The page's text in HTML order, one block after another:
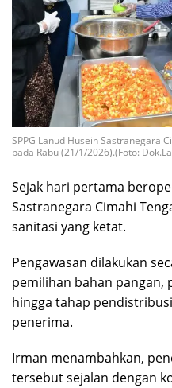
SPPG Lanud Husein Sastranegara
pada Rabu (21/1/2026).(Foto:
Sejak hari pertama
Sastranegara Cimahi
sanitasi yang ketat.
Pengawasan dilakukan
pemilihan bahan pangan,
hingga tahap
penerima.
Irman menambahkan,
tersebut sejalan dengan